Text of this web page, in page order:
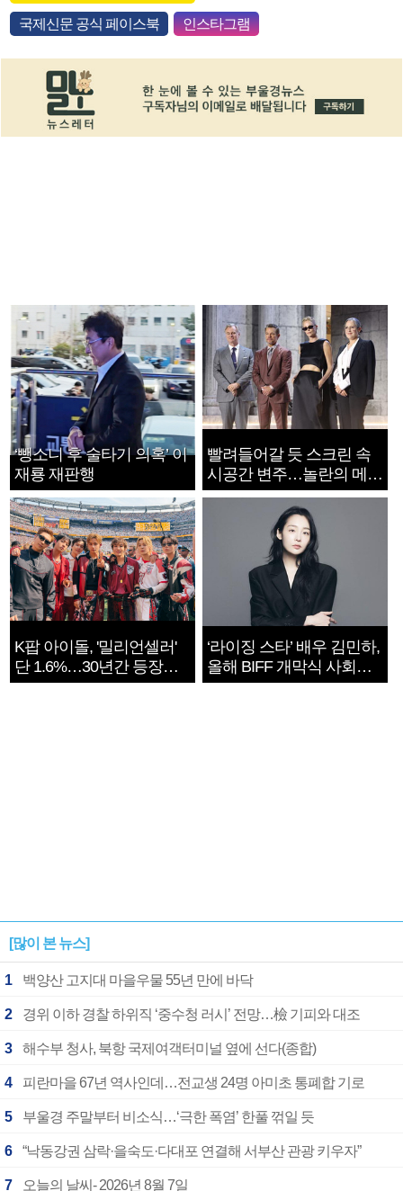
국제신문 공식 페이스북 인스타그램
‘뺑소니 후 술타기 의혹’ 이
재룡 재판행
빨려들어갈 듯 스크린 속
시공간 변주…놀란의 메시
지는 ‘전쟁 속죄’
K팝 아이돌, '밀리언셀러'
단 1.6%…30년간 등장
1182개팀 전수조사
‘라이징 스타’ 배우 김민하,
올해 BIFF 개막식 사회자
확정
[많이 본 뉴스]
1 백양산 고지대 마을우물 55년 만에 바닥
2 경위 이하 경찰 하위직 ‘중수청 러시’ 전망…檢 기피와 대조
3 해수부 청사, 북항 국제여객터미널 옆에 선다(종합)
4 피란마을 67년 역사인데…전교생 24명 아미초 통폐합 기로
5 부울경 주말부터 비소식…‘극한 폭염’ 한풀 꺾일 듯
6 “낙동강권 삼락·을숙도·다대포 연결해 서부산 관광 키우자”
7 오늘의 날씨- 2026년 8월 7일